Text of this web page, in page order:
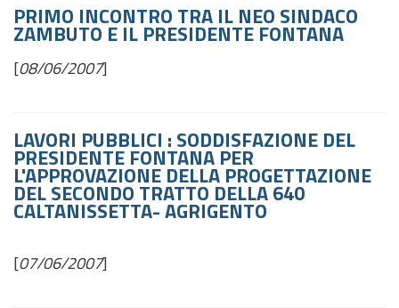
PRIMO INCONTRO TRA IL NEO SINDACO
ZAMBUTO E IL PRESIDENTE FONTANA
[08/06/2007]
LAVORI PUBBLICI : SODDISFAZIONE DEL
PRESIDENTE FONTANA PER
L'APPROVAZIONE DELLA PROGETTAZIONE
DEL SECONDO TRATTO DELLA 640
CALTANISSETTA- AGRIGENTO
[07/06/2007]